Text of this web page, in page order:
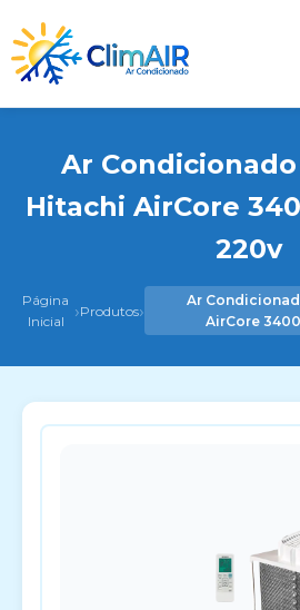
Ar
Hitachi AirCore
220v
Página
Inicial
›Produtos›
Ar
AirCore